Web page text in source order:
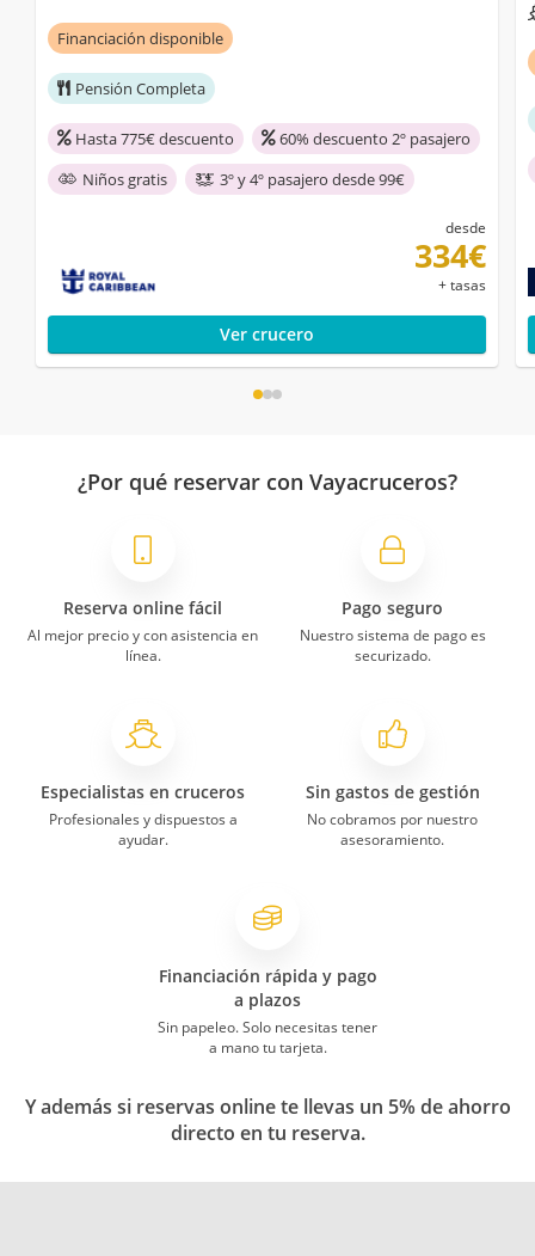
Financiación disponible
Pensión Completa
Hasta 775€ descuento
60% descuento 2º pasajero
Niños gratis
3º y 4º pasajero desde 99€
desde
334€
+ tasas
Ver crucero
¿Por qué reservar con Vayacruceros?
Reserva online fácil
Al mejor precio y con asistencia en
línea.
Pago seguro
Nuestro sistema de pago es
securizado.
Especialistas en cruceros
Profesionales y dispuestos a
ayudar.
Sin gastos de gestión
No cobramos por nuestro
asesoramiento.
Financiación rápida y pago
a plazos
Sin papeleo. Solo necesitas tener
a mano tu tarjeta.
Y además si reservas online te llevas un 5% de ahorro
directo en tu reserva.